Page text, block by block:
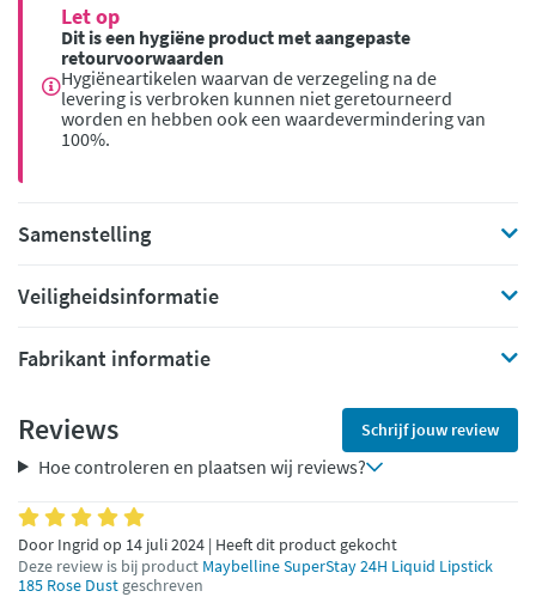
Let op
Dit is een hygiëne product met aangepaste
retourvoorwaarden
Hygiëneartikelen waarvan de verzegeling na de
levering is verbroken kunnen niet geretourneerd
worden en hebben ook een waardevermindering van
100%.
Samenstelling
Veiligheidsinformatie
Fabrikant informatie
Reviews Schrijf jouw review
Hoe controleren en plaatsen wij reviews?
Door Ingrid op 14 juli 2024 | Heeft dit product gekocht
Deze review is bij product Maybelline SuperStay 24H Liquid Lipstick
185 Rose Dust geschreven